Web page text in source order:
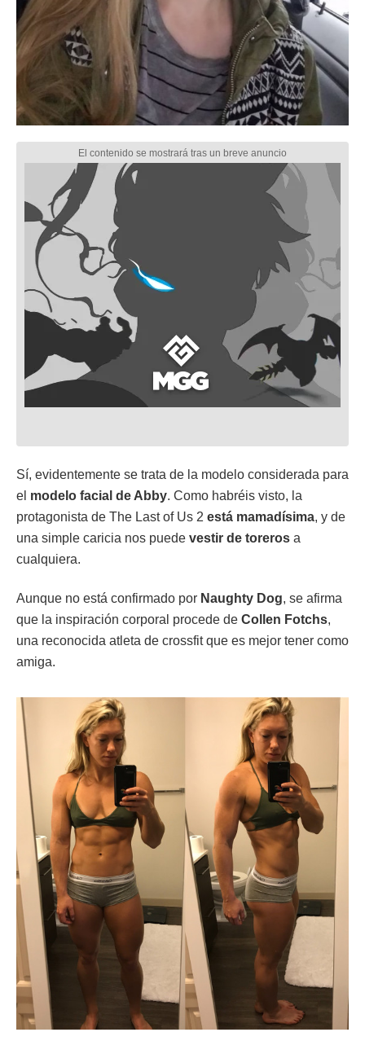
Sí, evidentemente se trata de la modelo considerada para
el modelo facial de Abby. Como habréis visto, la
protagonista de The Last of Us 2 está mamadísima, y de
una simple caricia nos puede vestir de toreros a
cualquiera.
Aunque no está confirmado por Naughty Dog, se afirma
que la inspiración corporal procede de Collen Fotchs,
una reconocida atleta de crossfit que es mejor tener como
amiga.